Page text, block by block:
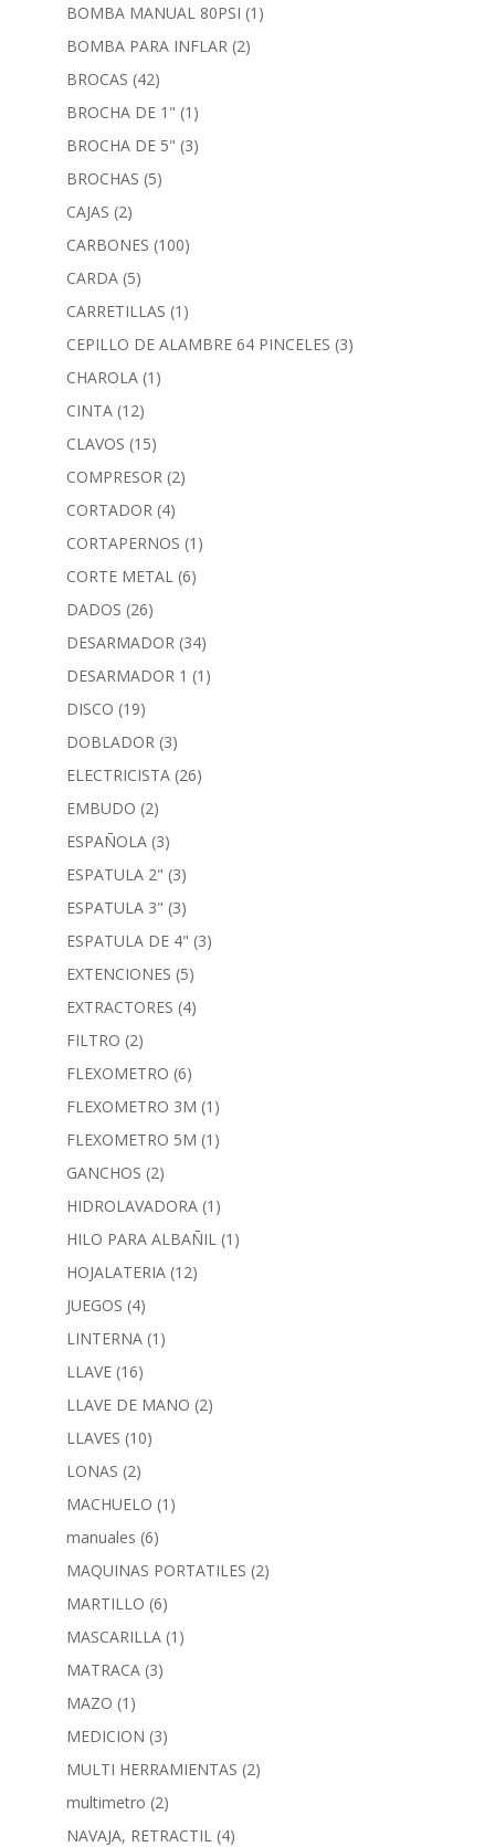
BOMBA MANUAL 80PSI (1)
BOMBA PARA INFLAR (2)
BROCAS (42)
BROCHA DE 1" (1)
BROCHA DE 5" (3)
BROCHAS (5)
CAJAS (2)
CARBONES (100)
CARDA (5)
CARRETILLAS (1)
CEPILLO DE ALAMBRE 64 PINCELES (3)
CHAROLA (1)
CINTA (12)
CLAVOS (15)
COMPRESOR (2)
CORTADOR (4)
CORTAPERNOS (1)
CORTE METAL (6)
DADOS (26)
DESARMADOR (34)
DESARMADOR 1 (1)
DISCO (19)
DOBLADOR (3)
ELECTRICISTA (26)
EMBUDO (2)
ESPAÑOLA (3)
ESPATULA 2" (3)
ESPATULA 3" (3)
ESPATULA DE 4" (3)
EXTENCIONES (5)
EXTRACTORES (4)
FILTRO (2)
FLEXOMETRO (6)
FLEXOMETRO 3M (1)
FLEXOMETRO 5M (1)
GANCHOS (2)
HIDROLAVADORA (1)
HILO PARA ALBAÑIL (1)
HOJALATERIA (12)
JUEGOS (4)
LINTERNA (1)
LLAVE (16)
LLAVE DE MANO (2)
LLAVES (10)
LONAS (2)
MACHUELO (1)
manuales (6)
MAQUINAS PORTATILES (2)
MARTILLO (6)
MASCARILLA (1)
MATRACA (3)
MAZO (1)
MEDICION (3)
MULTI HERRAMIENTAS (2)
multimetro (2)
NAVAJA, RETRACTIL (4)